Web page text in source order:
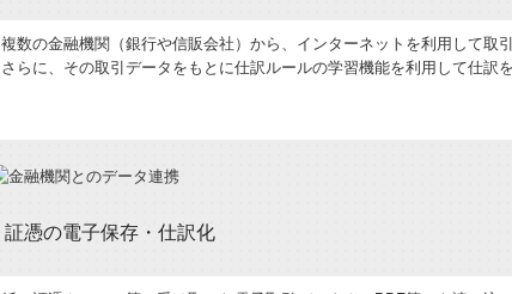
複数の金融機関（銀行や信販会社）から、インターネットを利用して取
さらに、その取引データをもとに仕訳ルールの学習機能を利用して仕訳
証憑の電子保存・仕訳化